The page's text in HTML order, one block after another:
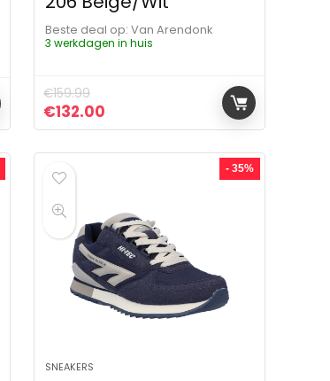
Beste deal op:
Van Arendonk
3 werkdagen in huis
€159.99
Oorspronkelijke prijs was: €159.99.
€132.00 Huidige prijs is: €132.00.
- 35%
SNEAKERS